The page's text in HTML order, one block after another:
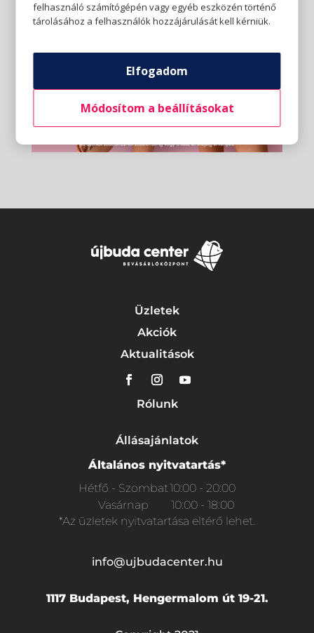
Üzletek
Akciók
Aktualitások
Rólunk
Állásajánlatok
Általános nyitvatartás*
Hétfő - Szombat10:00 - 20:00
Vasárnap
10:00 - 18:00
*Az üzletek nyitvatartása eltérő lehet.
info@ujbudacenter.hu
1117 Budapest, Hengermalom út 19-21.
felhasználó számítógépén vagy egyéb eszközén történő
tárolásához a felhasználók hozzájárulását kell kérniük.
Elfogadom
Módosítom a beállításokat